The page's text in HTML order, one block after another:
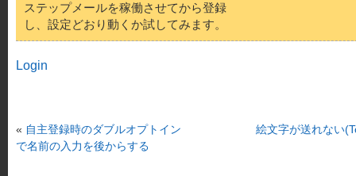
ステップメールを稼働させてから登録
し、設定どおり動くか試してみます。
Login
« 自主登録時のダブルオプトイン
で名前の入力を後からする
絵文字が送れない